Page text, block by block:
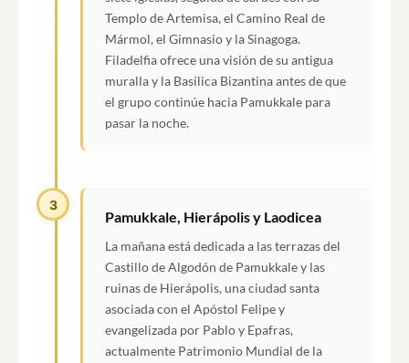
Templo de Artemisa, el Camino Real de
Mármol, el Gimnasio y la Sinagoga.
Filadelfia ofrece una visión de su antigua
muralla y la Basílica Bizantina antes de que
el grupo continúe hacia Pamukkale para
pasar la noche.
3
Pamukkale, Hierápolis y Laodicea
La mañana está dedicada a las terrazas del
Castillo de Algodón de Pamukkale y las
ruinas de Hierápolis, una ciudad santa
asociada con el Apóstol Felipe y
evangelizada por Pablo y Epafras,
actualmente Patrimonio Mundial de la